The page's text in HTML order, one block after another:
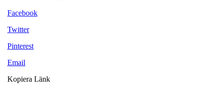
Facebook
Twitter
Pinterest
Email
Kopiera Länk